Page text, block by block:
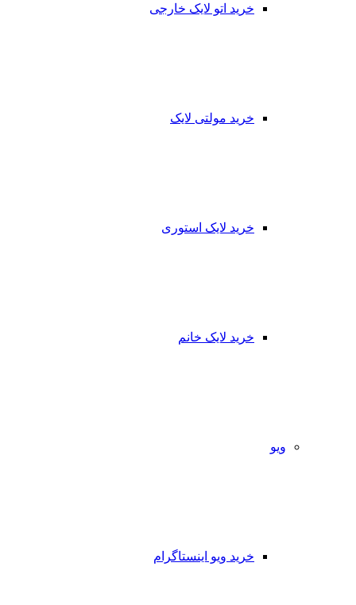
خرید اتو لایک خارجی
خرید مولتی لایک
خرید لایک استوری
خرید لایک خانم
ویو
خرید ویو اینستاگرام